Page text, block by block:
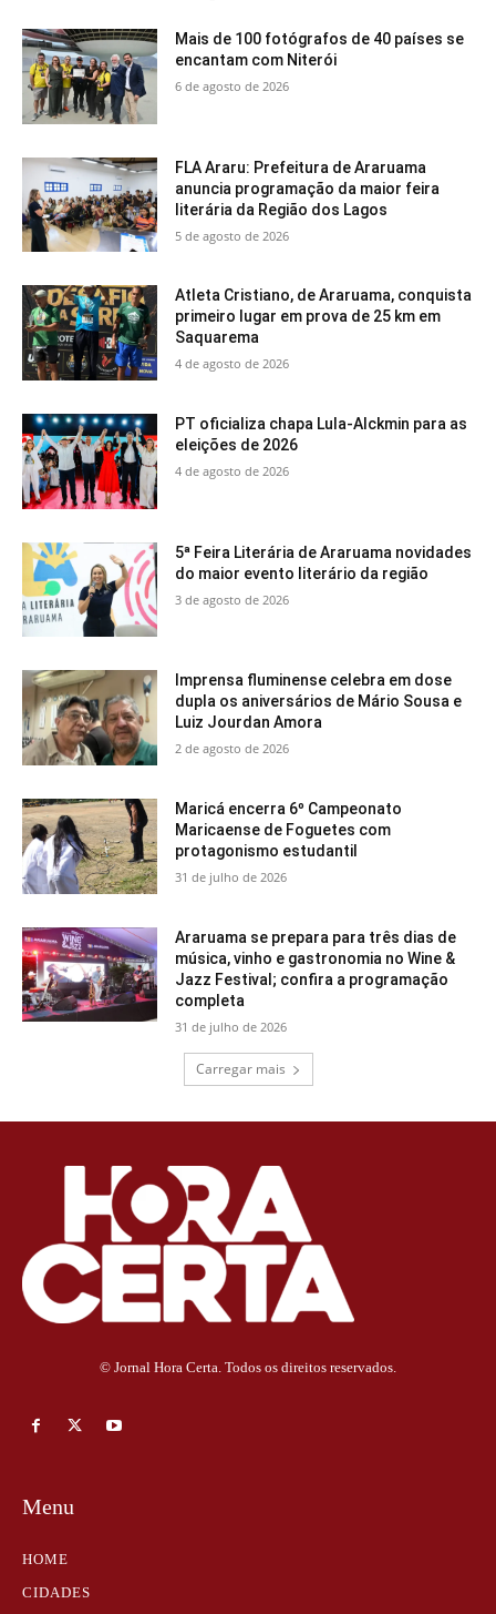
Mais de 100 fotógrafos de 40 países se
encantam com Niterói
6 de agosto de 2026
FLA Araru: Prefeitura de Araruama
anuncia programação da maior feira
literária da Região dos Lagos
5 de agosto de 2026
Atleta Cristiano, de Araruama, conquista
primeiro lugar em prova de 25 km em
Saquarema
4 de agosto de 2026
PT oficializa chapa Lula-Alckmin para as
eleições de 2026
4 de agosto de 2026
5ª Feira Literária de Araruama novidades
do maior evento literário da região
3 de agosto de 2026
Imprensa fluminense celebra em dose
dupla os aniversários de Mário Sousa e
Luiz Jourdan Amora
2 de agosto de 2026
Maricá encerra 6º Campeonato
Maricaense de Foguetes com
protagonismo estudantil
31 de julho de 2026
Araruama se prepara para três dias de
música, vinho e gastronomia no Wine &
Jazz Festival; confira a programação
completa
31 de julho de 2026
Carregar mais
© Jornal Hora Certa. Todos os direitos reservados.
Menu
HOME
CIDADES